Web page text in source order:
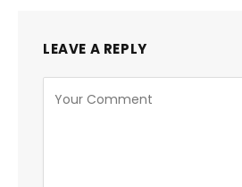
LEAVE A REPLY